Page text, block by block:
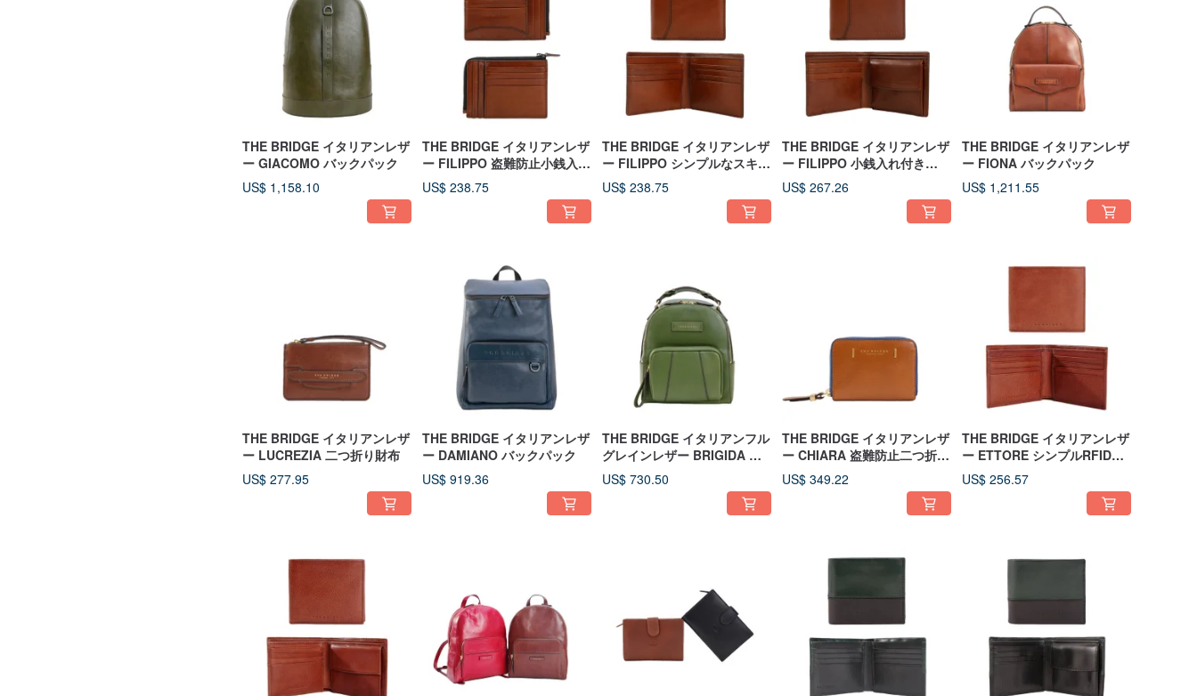
THE BRIDGE イタリアンレザ
ー GIACOMO バックパック
US$ 1,158.10
THE BRIDGE イタリアンレザ
ー FILIPPO 盗難防止小銭入れ
付きカードケース
US$ 238.75
THE BRIDGE イタリアンレザ
ー FILIPPO シンプルなスキミ
ング防止二つ折り財布
US$ 238.75
THE BRIDGE イタリアンレザ
ー FILIPPO 小銭入れ付き
RFID保護二つ折り財布
US$ 267.26
THE BRIDGE イタリアンレザ
ー FIONA バックパック
US$ 1,211.55
THE BRIDGE イタリアンレザ
ー LUCREZIA 二つ折り財布
US$ 277.95
THE BRIDGE イタリアンレザ
ー DAMIANO バックパック
US$ 919.36
THE BRIDGE イタリアンフル
グレインレザー BRIGIDA バ
ックパック
US$ 730.50
THE BRIDGE イタリアンレザ
ー CHIARA 盗難防止二つ折り
財布
US$ 349.22
THE BRIDGE イタリアンレザ
ー ETTORE シンプルRFID保
護二つ折り財布
US$ 256.57